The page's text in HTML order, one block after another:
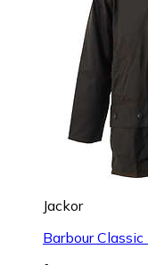
Jackor
Barbour